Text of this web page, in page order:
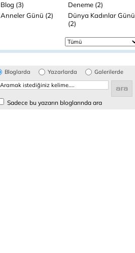
Blog (3)
Deneme (2)
Anneler Günü (2)
Dünya Kadınlar Günü
(2)
Bloglarda Yazarlarda Galerilerde
Sadece bu yazarın bloglarında ara